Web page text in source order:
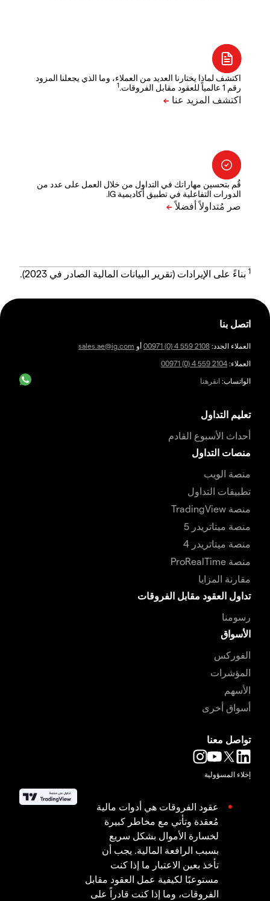
اكتشف لماذا يختارنا العديد من العملاء، وما الذي يجعلنا المزود
رقم 1 عالمياً للعقود مقابل الفروقات.
1
قُم بتحسين مهاراتك في التداول من خلال العمل على عدد من
الدورات التفاعلية في تطبيق أكاديمية IG.
1 بناءً على الإيرادات (تقرير البيانات المالية الصادر في 2023).
اتصل بنا
العملاء الجدد: 00971 (0) 4 559 2108 أو sales.ae@ig.com
العملاء: 00971 (0) 4 559 2104
الواتساب: انقرهنا
تعليم التداول
أحداث الأسبوع القادم
منصات التداول
منصة الويب
تطبيقات التداول
منصة TradingView
منصة ميتاتريدر 5
منصة ميتاتريدر 4
منصة ProRealTime
مقارنة المزايا
تداول العقود مقابل الفروقات
رسومنا
الأسواق
الفوركس
المؤشرات
الأسهم
أسواق أخرى
تواصل معنا
إخلاء المسؤولية
عقود الفروقات هي أدوات مالية
مُعقدة وتأتي مع مخاطر كبيرة
لخسارة الأموال بشكل سريع
بسبب الرافعة المالية. يجب أن
تأخذ بعين الاعتبار ما إذا كنت
مستوعبًا لكيفية عمل العقود مقابل
الفروقات، وما إذا كنت قادراً على